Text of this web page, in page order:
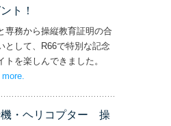
ト！
専務から操縦教育証明の合
として、R66で特別な記念
トを楽しんできました。
more
・ヘリコプター 操